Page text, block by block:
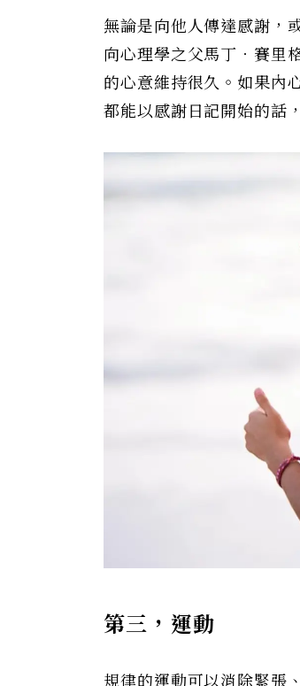
無論是向他人傳達感謝，
向心理學之父馬丁．賽
的心意維持很久。如果內
都能以感謝日記開始的話
第三，運動
規律的運動可以消除緊